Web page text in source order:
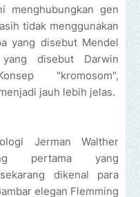
menghubungkan gen
tidak menggunakan
yang disebut Mendel
disebut Darwin
"kromosom",
jauh lebih jelas.
Jerman Walther
pertama yang
dikenal para
elegan Flemming